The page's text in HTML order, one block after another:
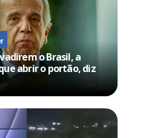
o Brasil, a
abrir o portão, diz